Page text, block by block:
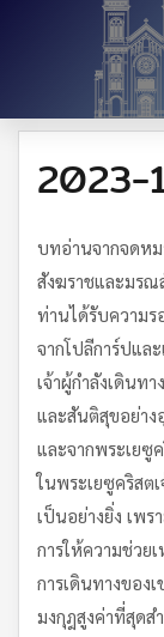
2023-
บทอ่านจากจดห
สังฆราชและมรณ
ท่านได้รับความร
จากโปลีการ์ปแล
เจ้าผู้กำลังเดินท
และสันติสุขอย่า
และจากพระเยซู
ในพระเยซูคริสต
เป็นอย่างยิ่ง เพ
การให้ความช่วย
การเดินทางของ
มงกุฎสูงค่าที่สุดส